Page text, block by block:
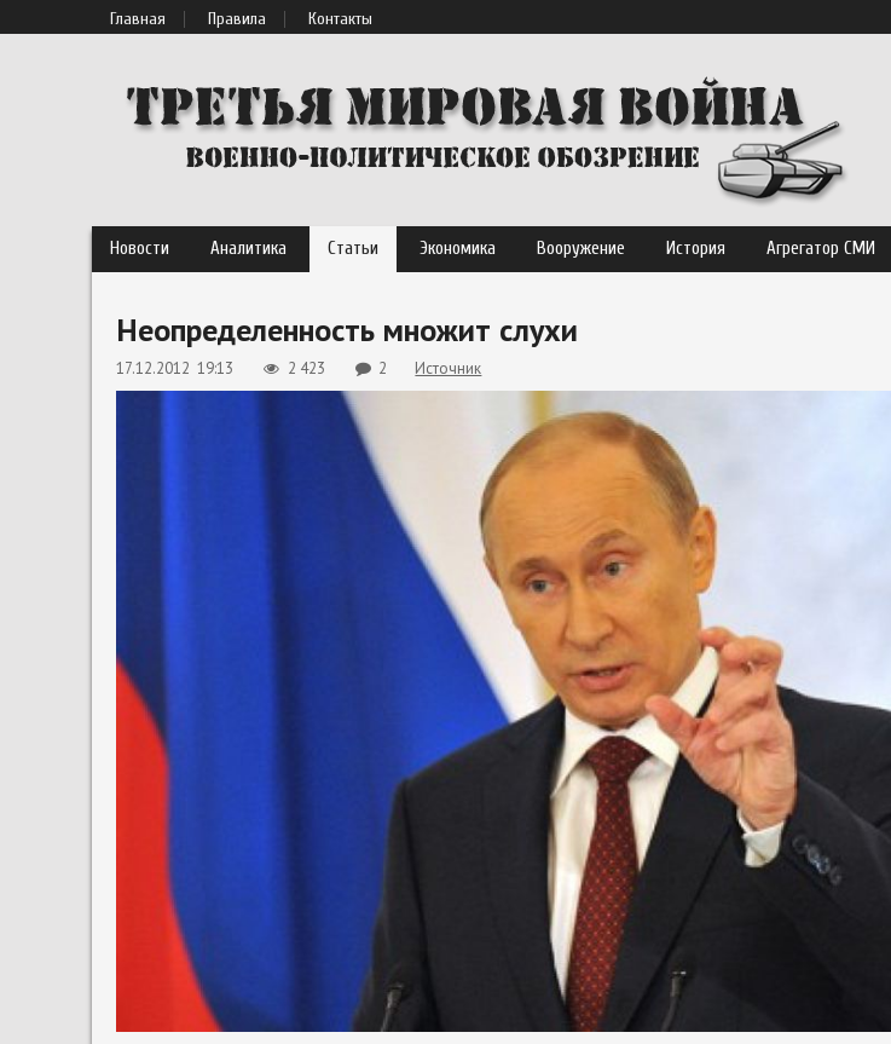
Главная Правила Контакты
Новости Аналитика Статьи Экономика Вооружение История Агрегатор СМИ
Неопределенность множит слухи
17.12.2012 19:13 2 423 2 Источник